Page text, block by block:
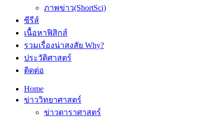
ภาพข่าว(ShortSci)
ซีรีส์
เนื้อหาฟิสิกส์
รวมเรื่องน่าสงสัย Why?
ประวัติศาสตร์
ติดต่อ
Home
ข่าววิทยาศาสตร์
ข่าวดาราศาสตร์